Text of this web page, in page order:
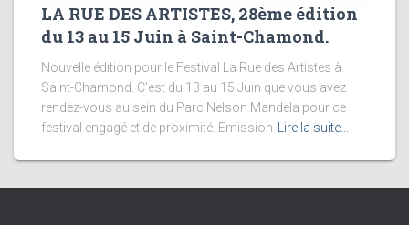
LA RUE DES ARTISTES, 28ème édition
du 13 au 15 Juin à Saint-Chamond.
Nouvelle édition pour le Festival La Rue des Artistes à
Saint-Chamond. C’est du 13 au 15 Juin que vous avez
rendez-vous au sein du Parc Nelson Mandela pour ce
festival engagé et de proximité. Emission
Lire la suite…